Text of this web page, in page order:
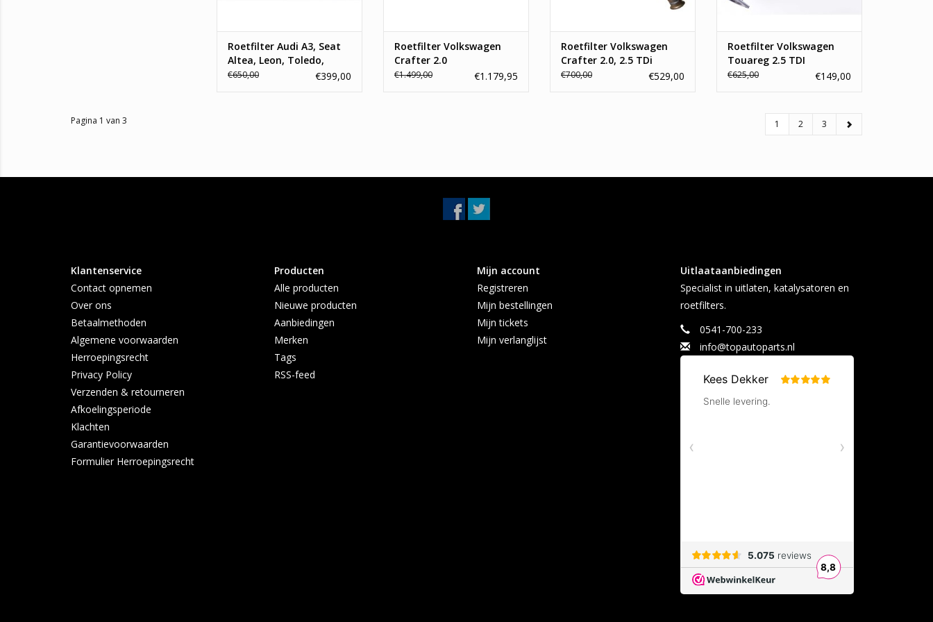
TOEVOEGEN AAN WINKELWAGEN
Roetfilter Audi A3, Seat
Altea, Leon, Toledo,
Skoda Superb,
€650,00 €399,00
Roetfilter Volkswagen
Crafter 2.0
€1.499,00 €1.179,95
Roetfilter Volkswagen
Crafter 2.0, 2.5 TDi
€700,00 €529,00
TOEVOEGEN AAN WINKELWAGEN
Roetfilter Volkswagen
Touareg 2.5 TDI
€625,00 €149,00
Pagina 1 van 3 1 2 3
Klantenservice
Contact opnemen
Over ons
Betaalmethoden
Algemene voorwaarden
Herroepingsrecht
Privacy Policy
Verzenden & retourneren
Afkoelingsperiode
Klachten
Garantievoorwaarden
Formulier Herroepingsrecht
Producten
Alle producten
Nieuwe producten
Aanbiedingen
Merken
Tags
RSS-feed
Mijn account
Registreren
Mijn bestellingen
Mijn tickets
Mijn verlanglijst
Uitlaataanbiedingen
Specialist in uitlaten, katalysatoren en
roetfilters.
0541-700-233
info@topautoparts.nl